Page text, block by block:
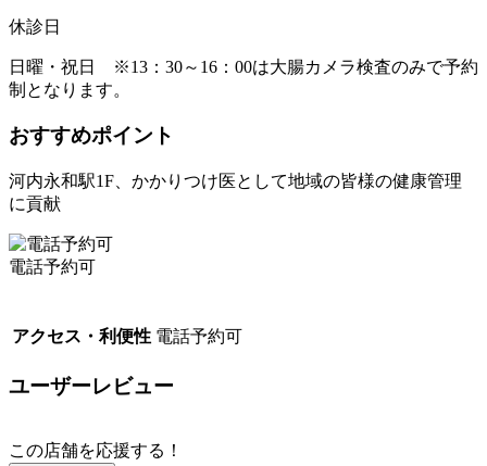
休診日
日曜・祝日 ※13：30～16：00は大腸カメラ検査のみで予約
制となります。
おすすめポイント
河内永和駅1F、かかりつけ医として地域の皆様の健康管理
に貢献
電話予約可
アクセス・利便性 電話予約可
ユーザーレビュー
この店舗を応援する！